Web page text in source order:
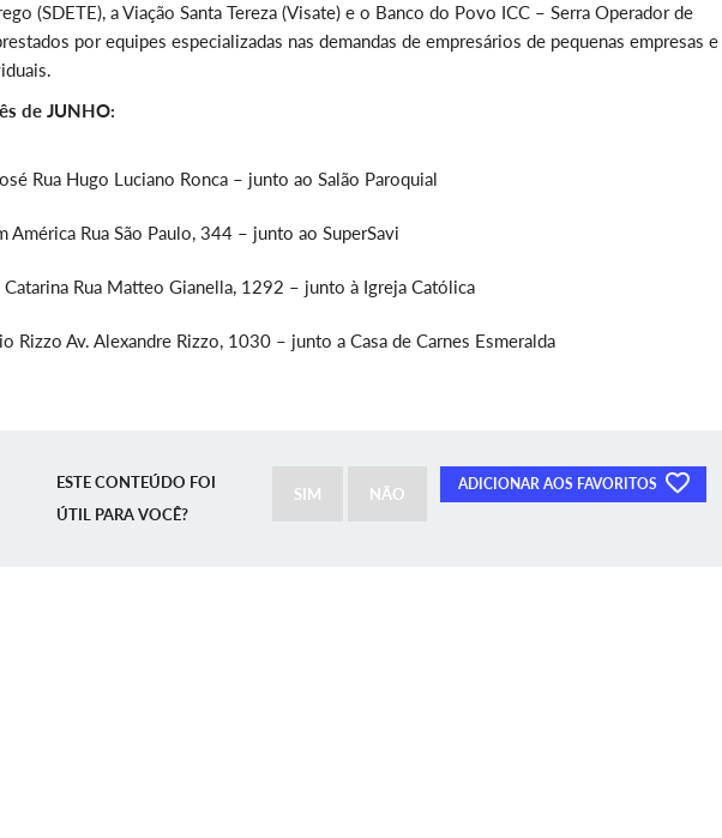
(SDETE), a Viação Santa Tereza (Visate) e o Banco do Povo ICC – Serra Operador de
por equipes especializadas nas demandas de empresários de pequenas empresas e
de JUNHO:
Rua Hugo Luciano Ronca – junto ao Salão Paroquial
América Rua São Paulo, 344 – junto ao SuperSavi
Catarina Rua Matteo Gianella, 1292 – junto à Igreja Católica
Rizzo Av. Alexandre Rizzo, 1030 – junto a Casa de Carnes Esmeralda
ADICIONAR AOS FAVORITOS
ESTE CONTEÚDO FOI
ÚTIL PARA VOCÊ?
SIM NÃO